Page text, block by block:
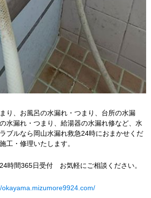
り、お風呂の水漏れ・つまり、台所の水漏
水漏れ・つまり、給湯器の水漏れ修など、水
ブルなら岡山水漏れ救急24時におまかせくだ
工・修理いたします。
時間365日受付 お気軽にご相談ください。
okayama.mizumore9924.com/